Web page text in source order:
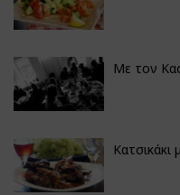
Με τον